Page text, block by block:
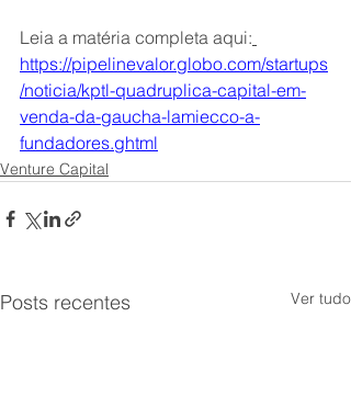
Leia a matéria completa aqui:
https://pipelinevalor.globo.com/startups
/noticia/kptl-quadruplica-capital-em-
venda-da-gaucha-lamiecco-a-
fundadores.ghtml
Venture Capital
Posts recentes Ver tudo